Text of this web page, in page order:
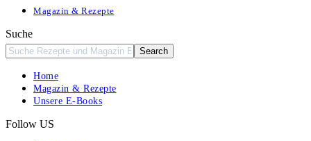
Magazin & Rezepte
Suche
Home
Magazin & Rezepte
Unsere E-Books
Follow US